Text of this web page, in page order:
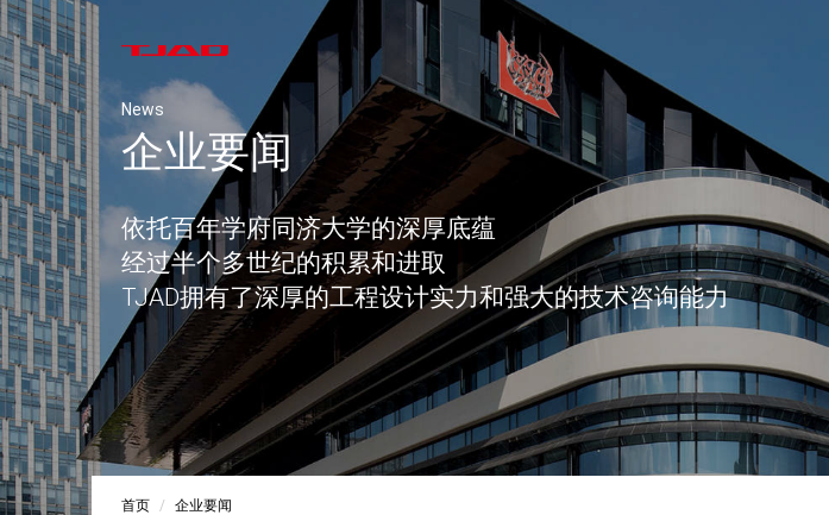
News
企业要闻
依托百年学府同济大学的深厚底蕴
经过半个多世纪的积累和进取
TJAD拥有了深厚的工程设计实力和强大的技术咨询能力
首页 企业要闻